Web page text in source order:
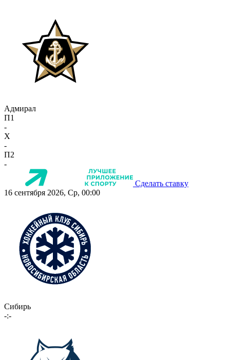
Адмирал
П1
-
X
-
П2
-
Сделать ставку
16 сентября 2026, Ср, 00:00
Сибирь
-:-